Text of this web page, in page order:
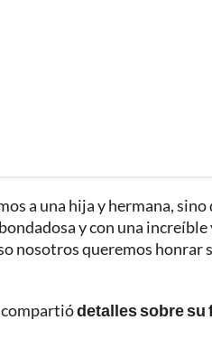
a una hija y hermana,
y con una
nosotros queremos honrar
detalles sobre su